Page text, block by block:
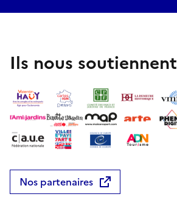
Ils nous soutiennent
Nos partenaires